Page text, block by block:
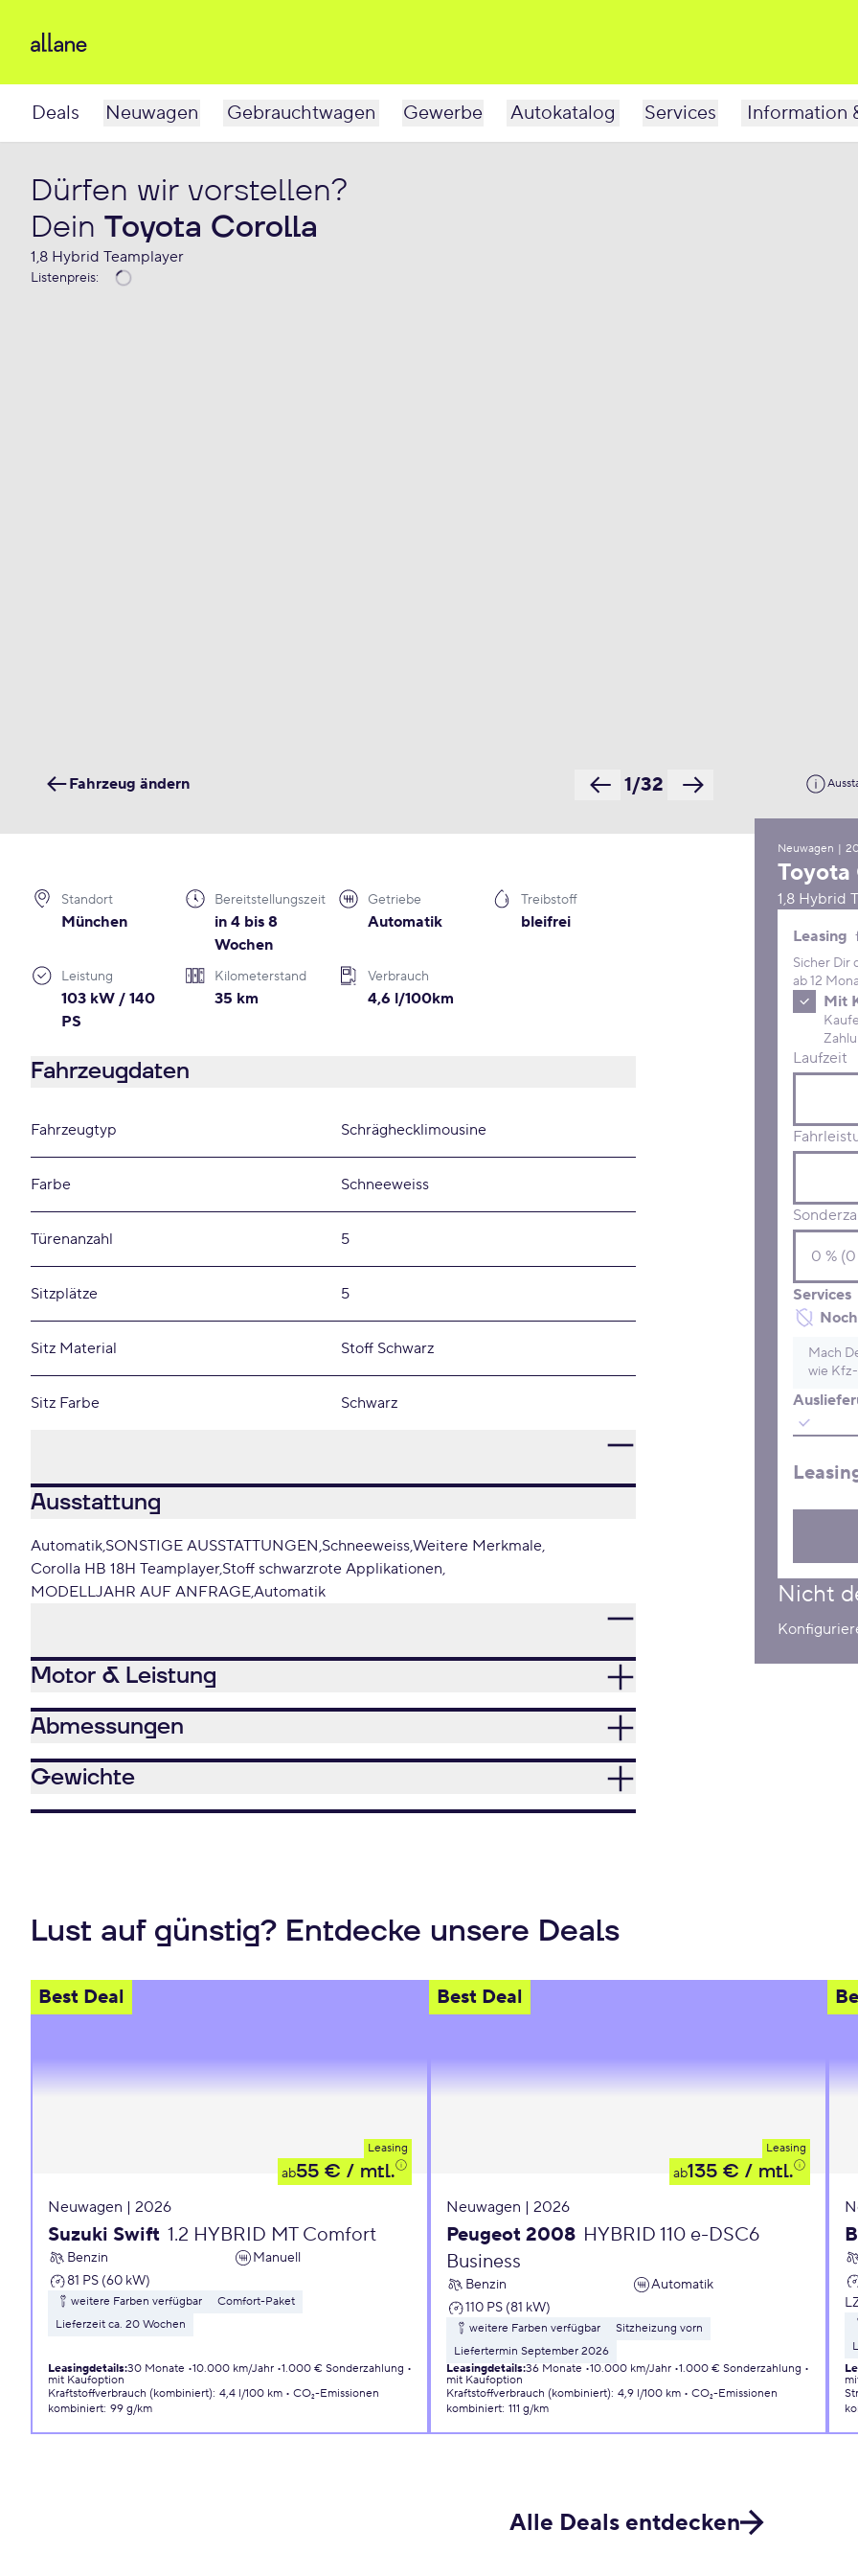
Deals Neuwagen Gebrauchtwagen Gewerbe Autokatalog Services Information
Dürfen wir vorstellen?
Dein Toyota Corolla
1,8 Hybrid Teamplayer
Listenpreis:
1/32
Fahrzeug ändern
Neuwagen |
Toyota
1,8 Hybrid
Leasing
Leasing
Sicher Dir
ab 12
Mit
Kaufe
Laufzeit
Services
Mach
wie
Nicht
Standort
München
Bereitstellungszeit
in 4 bis 8
Wochen
Getriebe
Automatik
Treibstoff
bleifrei
Leistung
103 kW / 140
PS
Kilometerstand
35 km
Verbrauch
4,6 l/100km
Fahrzeugdaten
Fahrzeugtyp Schräghecklimousine
Farbe Schneeweiss
Türenanzahl 5
Sitzplätze 5
Sitz Material Stoff Schwarz
Sitz Farbe Schwarz
Ausstattung
Automatik SONSTIGE AUSSTATTUNGEN SchneeweissWeitere Merkmale
Corolla HB 18H Teamplayer Stoff schwarzrote Applikationen
MODELLJAHR AUF ANFRAGEAutomatik
Motor & Leistung
Abmessungen
Gewichte
Lust auf günstig? Entdecke unsere Deals
Best Deal
Leasing
ab55 € / mtl.
Neuwagen | 2026
Suzuki Swift 1.2 HYBRID MT Comfort
Benzin
Manuell
81 PS (60 kW)
weitere Farben verfügbar
Comfort-Paket
Lieferzeit ca. 20 Wochen
Leasingdetails:30 Monate 10.000 km/Jahr 1.000 € Sonderzahlung
mit Kaufoption
Kraftstoffverbrauch (kombiniert): 4,4 l/100 km
CO₂-Emissionen
kombiniert: 99 g/km
Best Deal
Leasing
ab135 € / mtl.
Neuwagen | 2026
Peugeot 2008 HYBRID 110 e-DSC6
Business
Benzin
Automatik
110 PS (81 kW)
weitere Farben verfügbar
Sitzheizung vorn
Liefertermin September 2026
Leasingdetails:36 Monate 10.000 km/Jahr 1.000 € Sonderzahlung
mit Kaufoption
Kraftstoffverbrauch (kombiniert): 4,9 l/100 km
CO₂-Emissionen
kombiniert: 111 g/km
Alle Deals entdecken